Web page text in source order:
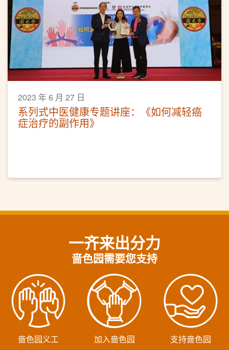
2023 年 6 月 27 日
系列式中医健康专题讲座：《如何减轻癌
症治疗的副作用》
一齐来出分力
啬色园需要您支持
啬色园义工 加入啬色园 支持啬色园